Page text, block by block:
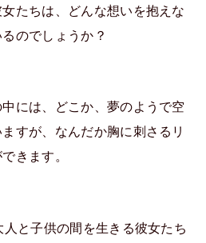
たちは、どんな想いを抱えな
のでしょうか？
には、どこか、夢のようで空
すが、なんだか胸に刺さるリ
きます。
と子供の間を生きる彼女たち